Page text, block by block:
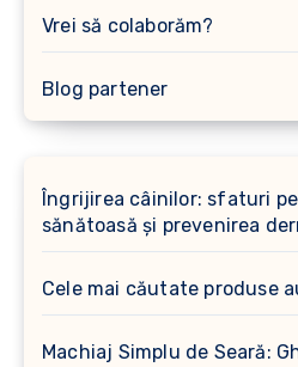
Vrei să colaborăm?
Blog partener
Îngrijirea câinilor: sfaturi
sănătoasă și prevenirea
Cele mai căutate produse
Machiaj Simplu de Seară: